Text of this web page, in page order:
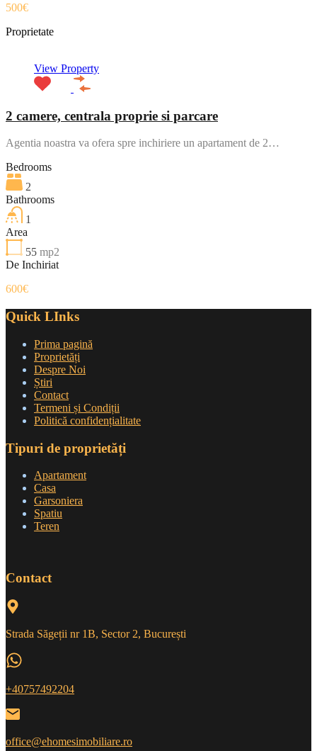
500€
Proprietate
View Property
2 camere, centrala proprie si parcare
Agentia noastra va ofera spre inchiriere un apartament de 2…
Bedrooms
2
Bathrooms
1
Area
55 mp2
De Inchiriat
600€
Quick LInks
Prima pagină
Proprietăți
Despre Noi
Știri
Contact
Termeni și Condiții
Politică confidențialitate
Tipuri de proprietăți
Apartament
Casa
Garsoniera
Spatiu
Teren
Contact
Strada Săgeții nr 1B, Sector 2, București
+40757492204
office@ehomesimobiliare.ro